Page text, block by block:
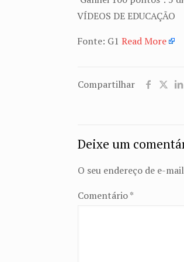
VÍDEOS DE EDUCAÇÃO
Fonte: G1Read More
Compartilhar
Deixe um
O seu endereço de e-
Comentário*